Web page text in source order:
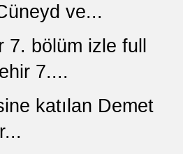
ve...
7. bölüm izle full
7....
katılan Demet